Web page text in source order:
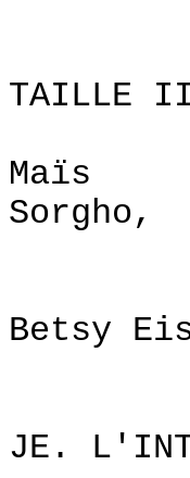
TAILLE II
Sorgho,
par
Betsy
JE.